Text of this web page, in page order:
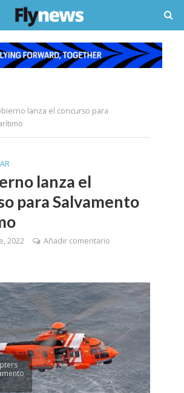
lanza el concurso para
lanza el
para Salvamento
2022
Añadir comentario